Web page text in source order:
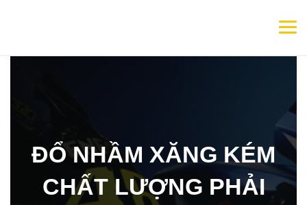
ĐỔ NHẦM XĂNG KÉM
CHẤT LƯỢNG PHẢI